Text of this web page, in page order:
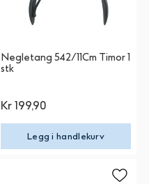
Negletang 542/11Cm Timor 1
stk
Kr 199,90
Legg i handlekurv